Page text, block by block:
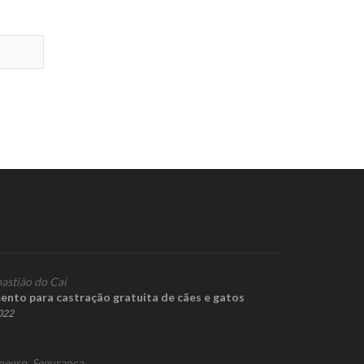
do Caí
para castração gratuita de cães e gatos